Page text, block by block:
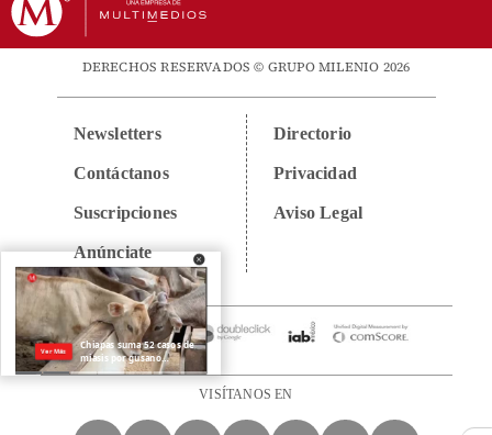
DERECHOS RESERVADOS © GRUPO MILENIO 2026
Newsletters
Contáctanos
Suscripciones
Anúnciate
Directorio
Privacidad
Aviso Legal
VISÍTANOS EN